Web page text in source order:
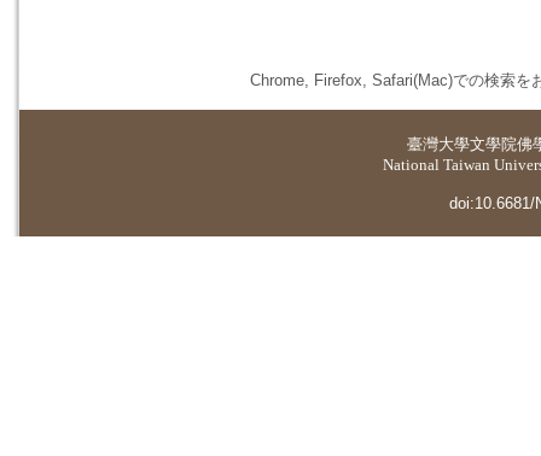
Chrome, Firefox, Safari(Mac)での検索を
臺灣大學文學院佛
National Taiwan
doi:10.6681/